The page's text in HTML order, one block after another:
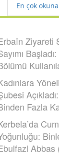
En çok
Ziyareti
Fazla
Abbas